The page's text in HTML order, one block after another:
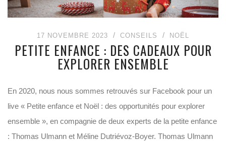
17 NOVEMBRE 2023 CONSEILS NOËL
PETITE ENFANCE : DES CADEAUX POUR
EXPLORER ENSEMBLE
En 2020, nous nous sommes retrouvés sur Facebook pour un
live « Petite enfance et Noël : des opportunités pour explorer
ensemble », en compagnie de deux experts de la petite enfance
: Thomas Ulmann et Méline Dutriévoz-Boyer. Thomas Ulmann